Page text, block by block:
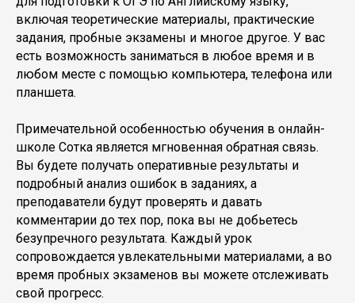
включая теоретические материалы, практические
задания, пробные экзамены и многое другое. У вас
есть возможность заниматься в любое время и в
любом месте с помощью компьютера, телефона или
планшета.
Примечательной особенностью обучения в онлайн-
школе Сотка является мгновенная обратная связь.
Вы будете получать оперативные результаты и
подробный анализ ошибок в заданиях, а
преподаватели будут проверять и давать
комментарии до тех пор, пока вы не добьетесь
безупречного результата. Каждый урок
сопровождается увлекательными материалами, а во
время пробных экзаменов вы можете отслеживать
свой прогресс.